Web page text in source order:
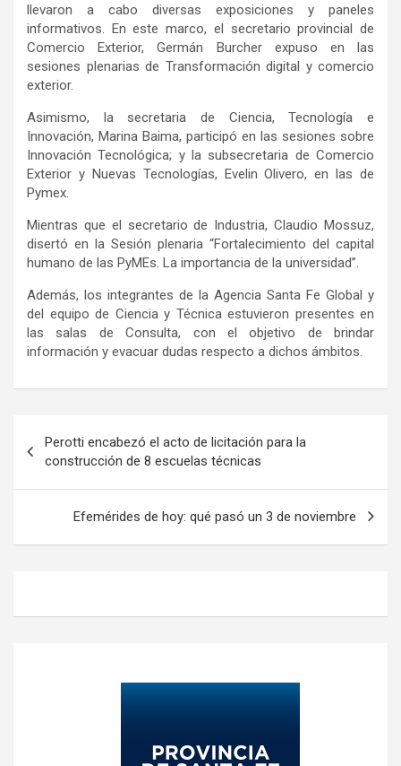
llevaron a cabo diversas exposiciones y paneles
informativos. En este marco, el secretario provincial de
Comercio Exterior, Germán Burcher expuso en las
sesiones plenarias de Transformación digital y comercio
exterior.
Asimismo, la secretaria de Ciencia, Tecnología e
Innovación, Marina Baima, participó en las sesiones sobre
Innovación Tecnológica; y la subsecretaria de Comercio
Exterior y Nuevas Tecnologías, Evelin Olivero, en las de
Pymex.
Mientras que el secretario de Industria, Claudio Mossuz,
disertó en la Sesión plenaria “Fortalecimiento del capital
humano de las PyMEs. La importancia de la universidad”.
Además, los integrantes de la Agencia Santa Fe Global y
del equipo de Ciencia y Técnica estuvieron presentes en
las salas de Consulta, con el objetivo de brindar
información y evacuar dudas respecto a dichos ámbitos.
de
entradas
Perotti encabezó el acto de licitación para la
construcción de 8 escuelas técnicas
Efemérides de hoy: qué pasó un 3 de noviembre